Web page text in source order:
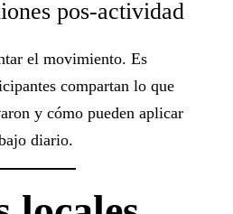
pos-actividad
el movimiento. Es
compartan lo que
y cómo pueden aplicar
diario.